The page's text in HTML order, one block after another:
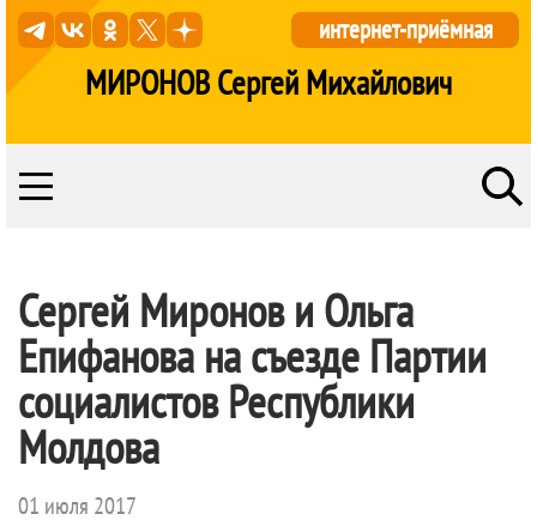
МИРОНОВ Сергей Михайлович
интернет-приёмная
Сергей Миронов и Ольга
Епифанова на съезде Партии
социалистов Республики
Молдова
01 июля 2017